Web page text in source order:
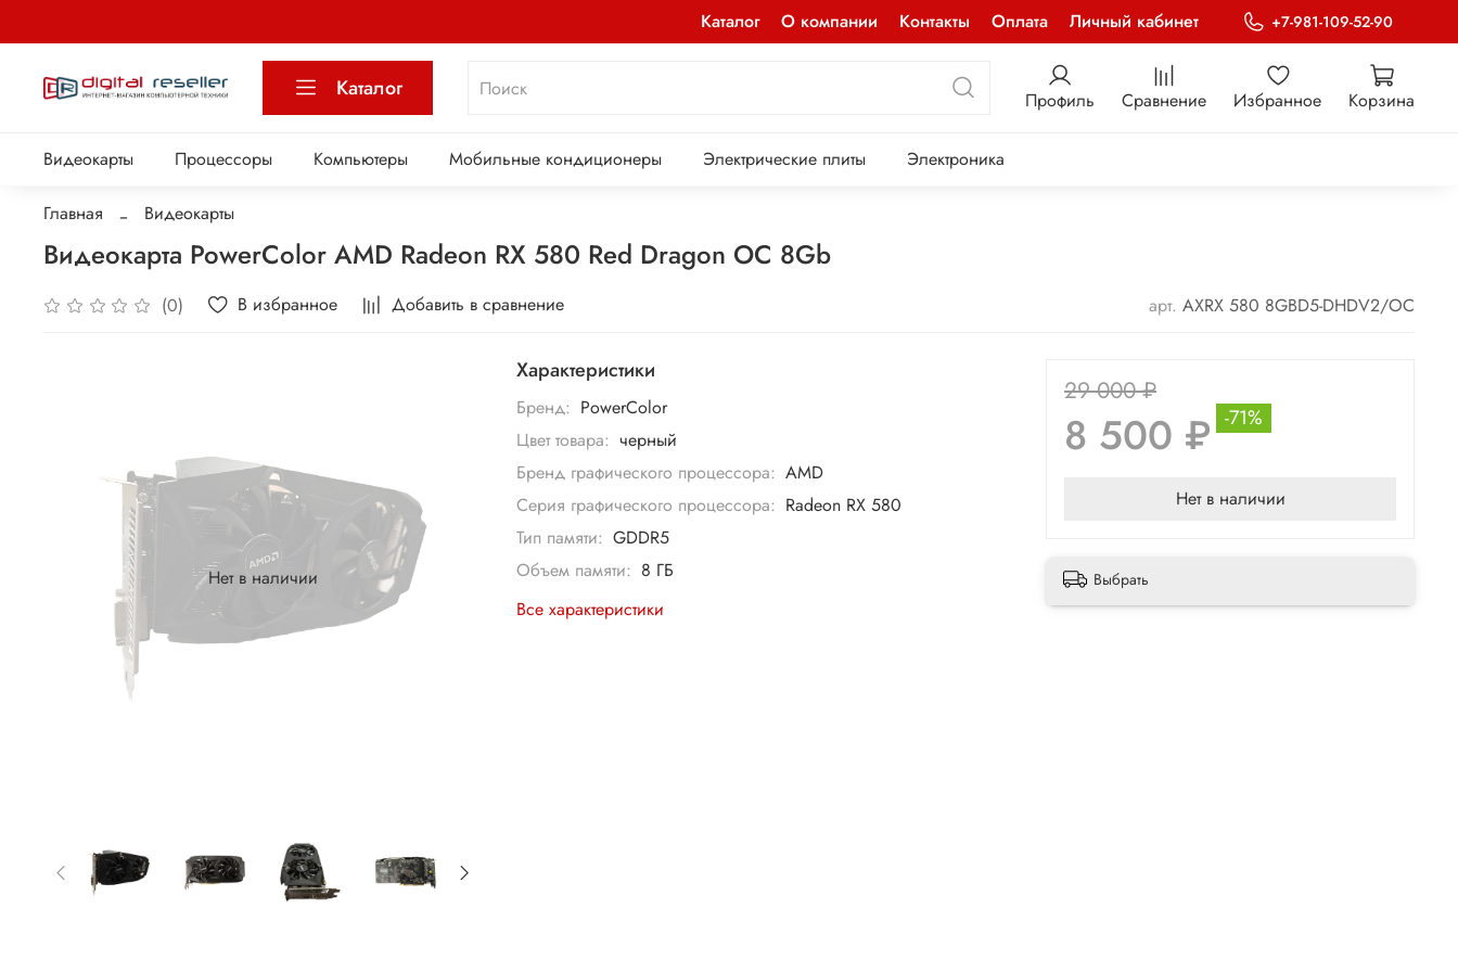
Каталог О компании Контакты Оплата Личный кабинет +7-981-109-52-90
Каталог Профиль Сравнение Избранное Корзина
Видеокарты Процессоры Компьютеры Мобильные кондиционеры Электрические плиты Электроника
Главная Видеокарты
Видеокарта PowerColor AMD Radeon RX 580 Red Dragon OC 8Gb
(0) В избранное Добавить в сравнение арт. AXRX 580 8GBD5-DHDV2/OC
Нет в наличии
Характеристики
Бренд: PowerColor
Цвет товара: черный
Бренд графического процессора: AMD
Серия графического процессора: Radeon RX 580
Тип памяти: GDDR5
Объем памяти: 8 ГБ
Все характеристики
29 000 ₽
8 500 ₽ -71%
Нет в наличии
Выбрать